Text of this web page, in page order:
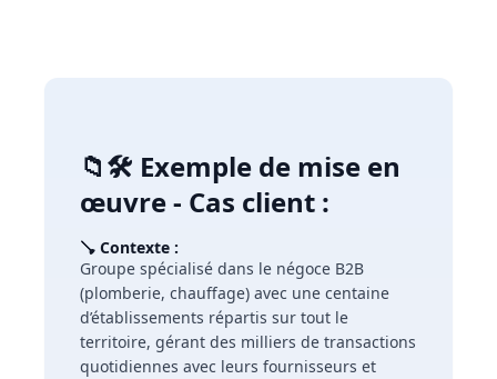
📁🛠️ Exemple de mise en
œuvre - Cas client :
🪠 Contexte :
Groupe spécialisé dans le négoce B2B
(plomberie, chauffage) avec une centaine
d’établissements répartis sur tout le
territoire, gérant des milliers de transactions
quotidiennes avec leurs fournisseurs et